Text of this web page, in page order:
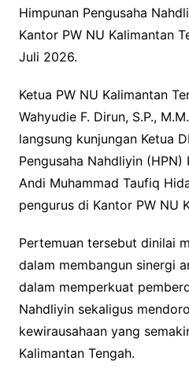
Himpunan Pengusaha
Kantor PW NU Kalimantan
Juli 2026.
Ketua PW NU Kalimantan
Wahyudie F. Dirun, S.P.,
langsung kunjungan Ketua
Pengusaha Nahdliyin (HPN)
Andi Muhammad Taufiq
pengurus di Kantor PW NU
Pertemuan tersebut dinilai
dalam membangun sinergi
dalam memperkuat
Nahdliyin sekaligus
kewirausahaan yang
Kalimantan Tengah.